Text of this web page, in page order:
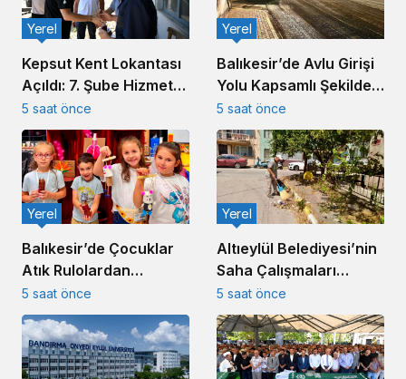
Kepsut Kent Lokantası
Açıldı: 7. Şube Hizmete
Girdi
Yerel
5 saat önce
Balıkesir’de Avlu Girişi
Yolu Kapsamlı Şekilde
Yenileniyor
Yerel
5 saat önce
Balıkesir’de Çocuklar
Atık Rulolardan
Rengârenk Kukla Yaptı
Yerel
5 saat önce
Altıeylül Belediyesi’nin
Saha Çalışmaları
Kesintisiz Sürüyor
Yerel
5 saat önce